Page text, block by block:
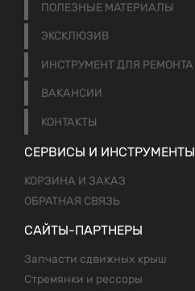
ПОЛЕЗНЫЕ МАТЕРИАЛЫ
ЭКСКЛЮЗИВ
ИНСТРУМЕНТ ДЛЯ РЕМОНТА
ВАКАНСИИ
КОНТАКТЫ
СЕРВИСЫ И ИНСТРУМЕНТЫ
КОРЗИНА И ЗАКАЗ
ОБРАТНАЯ СВЯЗЬ
САЙТЫ-ПАРТНЕРЫ
Запчасти сдвижных крыш
Стремянки и рессоры